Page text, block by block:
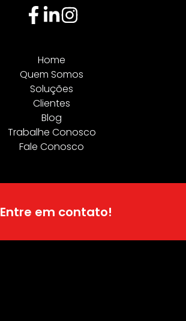
Home
Quem Somos
Soluções
Clientes
Blog
Trabalhe Conosco
Fale Conosco
Entre em contato!